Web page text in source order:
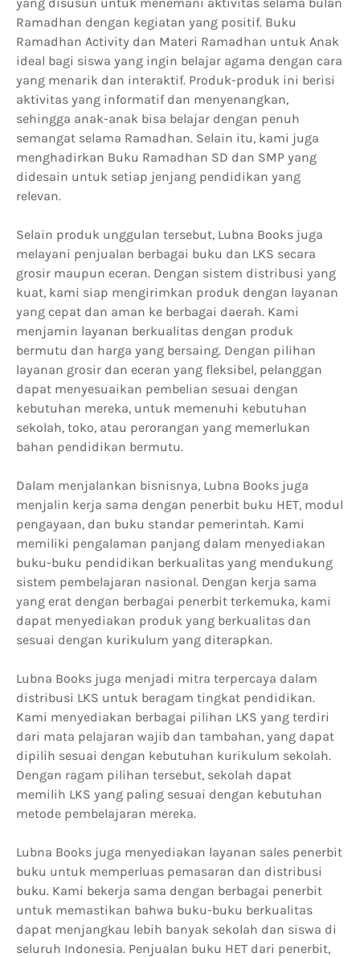
Ramadhan dengan kegiatan yang positif. Buku
Ramadhan Activity dan Materi Ramadhan untuk Anak
ideal bagi siswa yang ingin belajar agama dengan cara
yang menarik dan interaktif. Produk-produk ini berisi
aktivitas yang informatif dan menyenangkan,
sehingga anak-anak bisa belajar dengan penuh
semangat selama Ramadhan. Selain itu, kami juga
menghadirkan Buku Ramadhan SD dan SMP yang
didesain untuk setiap jenjang pendidikan yang
relevan.
Selain produk unggulan tersebut, Lubna Books juga
melayani penjualan berbagai buku dan LKS secara
grosir maupun eceran. Dengan sistem distribusi yang
kuat, kami siap mengirimkan produk dengan layanan
yang cepat dan aman ke berbagai daerah. Kami
menjamin layanan berkualitas dengan produk
bermutu dan harga yang bersaing. Dengan pilihan
layanan grosir dan eceran yang fleksibel, pelanggan
dapat menyesuaikan pembelian sesuai dengan
kebutuhan mereka, untuk memenuhi kebutuhan
sekolah, toko, atau perorangan yang memerlukan
bahan pendidikan bermutu.
Dalam menjalankan bisnisnya, Lubna Books juga
menjalin kerja sama dengan penerbit buku HET, modul
pengayaan, dan buku standar pemerintah. Kami
memiliki pengalaman panjang dalam menyediakan
buku-buku pendidikan berkualitas yang mendukung
sistem pembelajaran nasional. Dengan kerja sama
yang erat dengan berbagai penerbit terkemuka, kami
dapat menyediakan produk yang berkualitas dan
sesuai dengan kurikulum yang diterapkan.
Lubna Books juga menjadi mitra terpercaya dalam
distribusi LKS untuk beragam tingkat pendidikan.
Kami menyediakan berbagai pilihan LKS yang terdiri
dari mata pelajaran wajib dan tambahan, yang dapat
dipilih sesuai dengan kebutuhan kurikulum sekolah.
Dengan ragam pilihan tersebut, sekolah dapat
memilih LKS yang paling sesuai dengan kebutuhan
metode pembelajaran mereka.
Lubna Books juga menyediakan layanan sales penerbit
buku untuk memperluas pemasaran dan distribusi
buku. Kami bekerja sama dengan berbagai penerbit
untuk memastikan bahwa buku-buku berkualitas
dapat menjangkau lebih banyak sekolah dan siswa di
seluruh Indonesia. Penjualan buku HET dari penerbit,